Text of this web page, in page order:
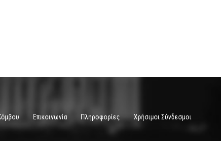
Επικοινωνία Πληροφορίες Χρήσιμοι Σύνδεσμοι